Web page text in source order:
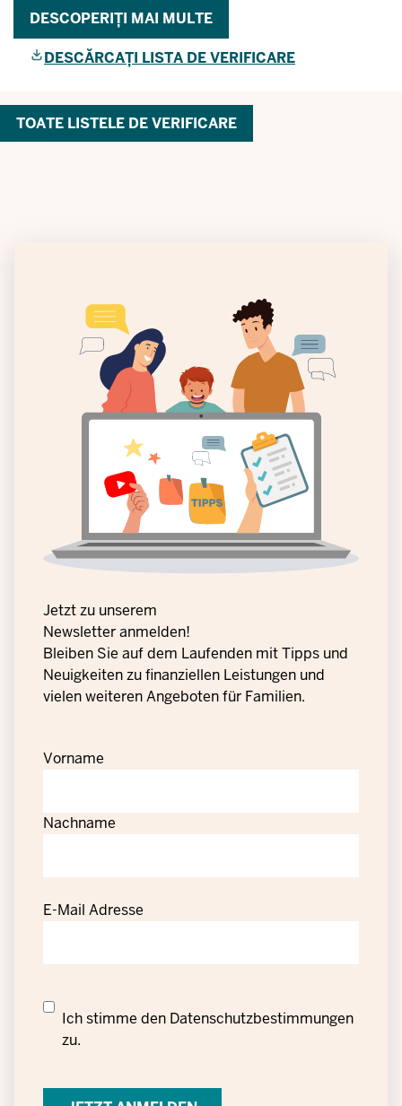
DESCOPERIȚI MAI MULTE
DESCĂRCAȚI LISTA DE VERIFICARE
TOATE LISTELE DE VERIFICARE
Jetzt zu unserem
Newsletter anmelden!
Bleiben Sie auf dem Laufenden mit Tipps und
Neuigkeiten zu finanziellen Leistungen und
vielen weiteren Angeboten für Familien.
Vorname
Nachname
E-Mail Adresse
Datenschutzrechtliche
Einwilligung
personenbezogener
Ich stimme den Datenschutzbestimmungen
zu.